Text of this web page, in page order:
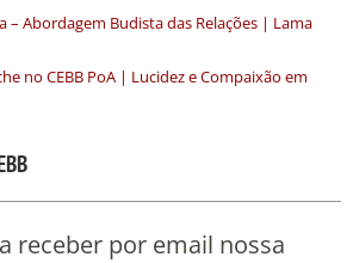
– Abordagem Budista das Relações | Lama
no CEBB PoA | Lucidez e Compaixão em
receber por email nossa